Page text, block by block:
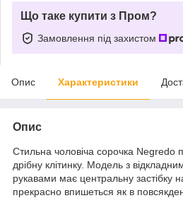
Що таке купити з Пром?
Замовлення під захистом
Опис Характеристики
Опис
Стильна чоловіча сорочка Negredo
дрібну клітинку. Модель з
рукавами має центральну застібку
прекрасно впишеться як в